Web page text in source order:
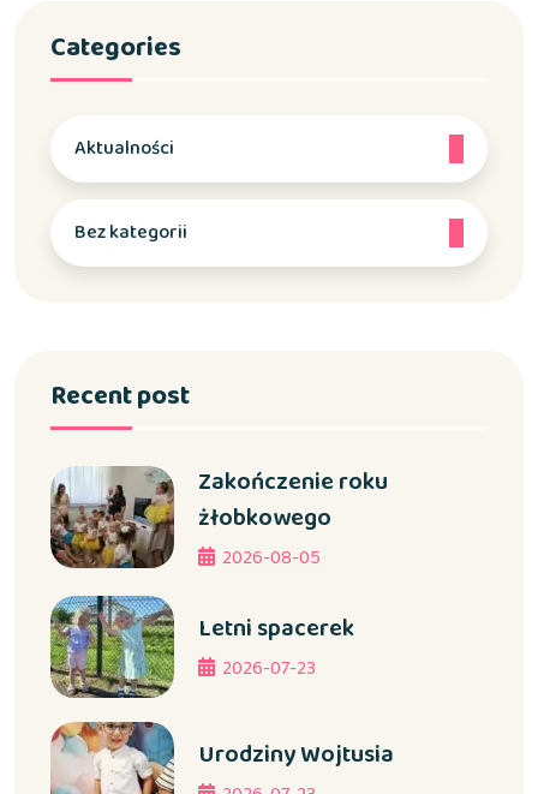
Categories
Aktualności
Bez kategorii
Recent post
Zakończenie roku
żłobkowego
2026-08-05
Letni spacerek
2026-07-23
Urodziny Wojtusia